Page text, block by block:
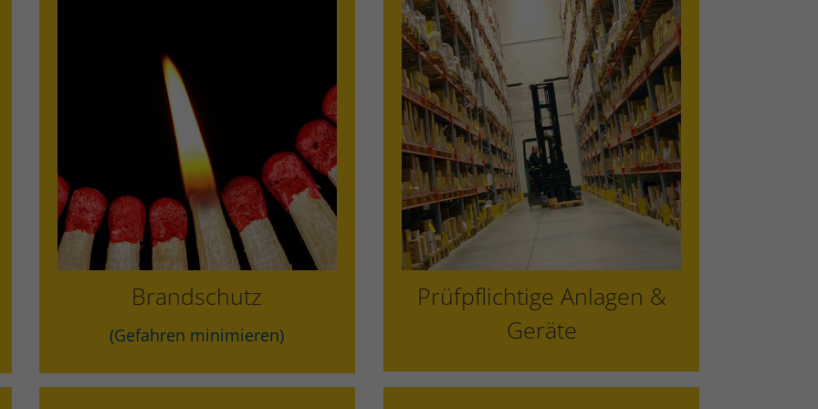
Brandschutz
(Gefahren minimieren)
Brandschutzbeauftragter
Brandschutzkonzepte
Ausbildung Brandschutzhelfer
Flucht- & Rettungsplan
Prüfpflichtige Anlagen &
Geräte
Regale
Leitern & Tritte
DGUV V3 Prüfung elektrischer
Betriebsmittel